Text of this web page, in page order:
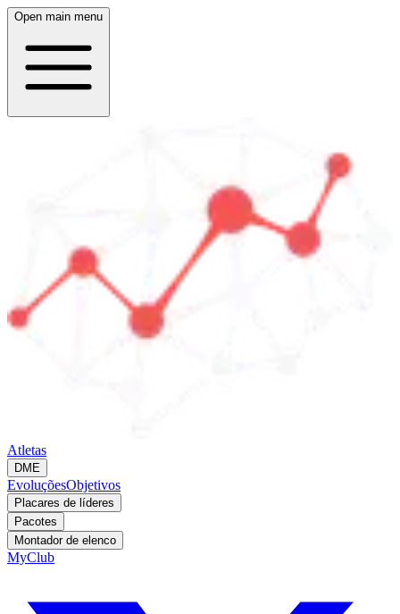
Open main menu
Atletas
DME
EvoluçõesObjetivos
Placares de líderes
Pacotes
Montador de elenco
MyClub